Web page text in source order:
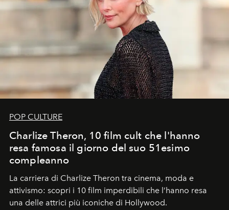
POP CULTURE
Charlize Theron, 10 film cult che l'hanno
resa famosa il giorno del suo 51esimo
compleanno
La carriera di Charlize Theron tra cinema, moda e
attivismo: scopri i 10 film imperdibili che l’hanno resa
una delle attrici più iconiche di Hollywood.